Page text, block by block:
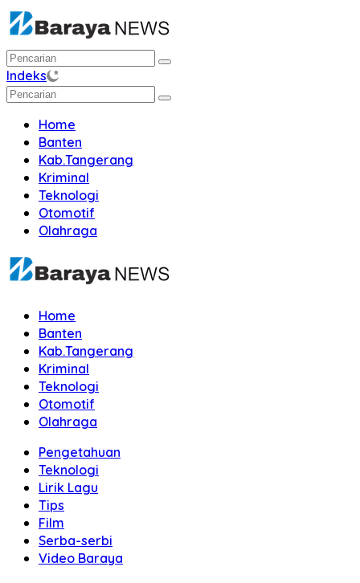
Langsung
ke
konten
Indeks
Home
Banten
Kab.Tangerang
Kriminal
Teknologi
Otomotif
Olahraga
Home
Banten
Kab.Tangerang
Kriminal
Teknologi
Otomotif
Olahraga
Pengetahuan
Teknologi
Lirik Lagu
Tips
Film
Serba-serbi
Video Baraya